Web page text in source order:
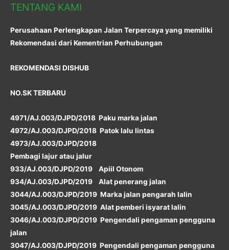
TENTANG KAMI
Perusahaan Perlengkapan Jalan Terpercaya yang memiliki
Rekomendasi dari Kementrian Perhubungan
REKOMENDASI DISHUB
NO.SK TERBARU
4971/AJ.003/DJPD/2018 Paku marka jalan
4972/AJ.003/DJPD/2018 Patok lalu lintas
4973/AJ.003/DJPD/2018
Pembagi lajur atau jalur
933/AJ.003/DJPD/2019 Apiil Otonom
934/AJ.003/DJPD/2019 Alat penerang jalan
3044/AJ.003/DJPD/2019 Marka jalan pengarah lalin
3045/AJ.003/DJPD/2019 Alat pemberi isyarat lalin
3046/AJ.003/DJPD/2019 Pengendali pengaman pengguna
jalan
3047/AJ.003/DJPD/2019 Pengendali pengaman pengguna